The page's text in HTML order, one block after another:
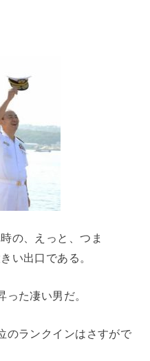
の、えっと、つま
い出口である。
た凄い男だ。
のランクインはさすがで